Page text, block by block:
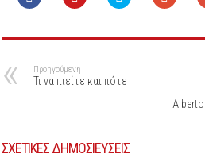
Προηγούμενη
Τι να πιείτε και πότε
ΣΧΕΤΙΚΕΣ ΔΗΜΟΣΙΕΥΣΕΙΣ